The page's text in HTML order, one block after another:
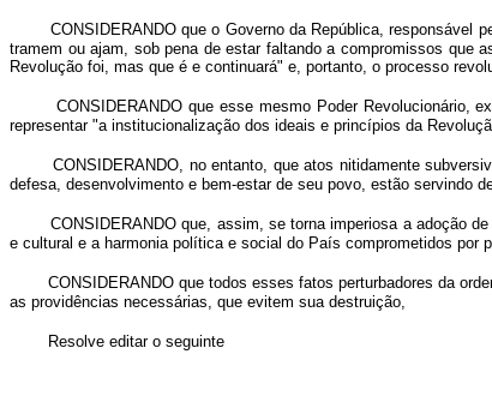
CONSIDERANDO que o Governo da República, responsável
tramem ou ajam, sob pena de estar faltando a compromissos que
Revolução foi, mas que é e continuará" e, portanto, o processo
CONSIDERANDO que esse mesmo Poder Revolucionário,
representar "a institucionalização dos ideais e princípios da
CONSIDERANDO, no entanto, que atos nitidamente
defesa, desenvolvimento e bem-estar de seu povo, estão servindo
CONSIDERANDO que, assim, se torna imperiosa a adoção
e cultural e a harmonia política e social do País comprometidos por
CONSIDERANDO que todos esses fatos perturbadores da
as providências necessárias, que evitem sua destruição,
Resolve editar o seguinte